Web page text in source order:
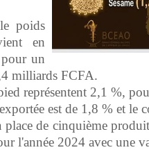
poids
en
un
milliards FCFA.
représentent 2,1 %,
est de 1,8 % et le
place de cinquième
l'année 2024 avec une